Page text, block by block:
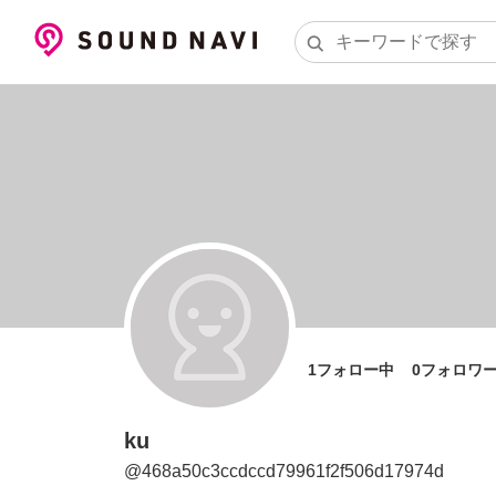
ku
@468a50c3ccdccd79961f2f506d17974d
1フォロー中 0フォロワ